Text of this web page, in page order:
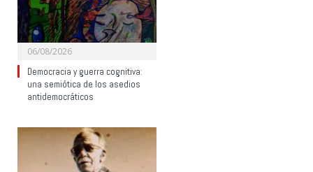
06/08/2026
Democracia y guerra cognitiva:
una semiótica de los asedios
antidemocráticos